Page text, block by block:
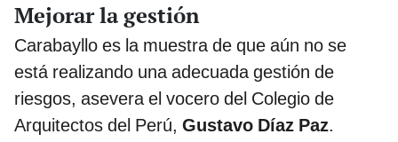
Mejorar la gestión
Carabayllo es la muestra de que aún no se
está realizando una adecuada gestión de
riesgos, asevera el vocero del Colegio de
Arquitectos del Perú, Gustavo Díaz Paz.